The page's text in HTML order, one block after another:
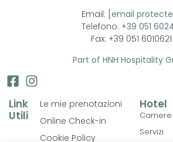
Link
Utili
Le mie prenotazioni
Online Check-in
Cookie Policy
Hotel
Camere
Servizi
Email: [email
Telefono: +39 051
Fax: +39 051 6010621
Part of HNH Hospitality